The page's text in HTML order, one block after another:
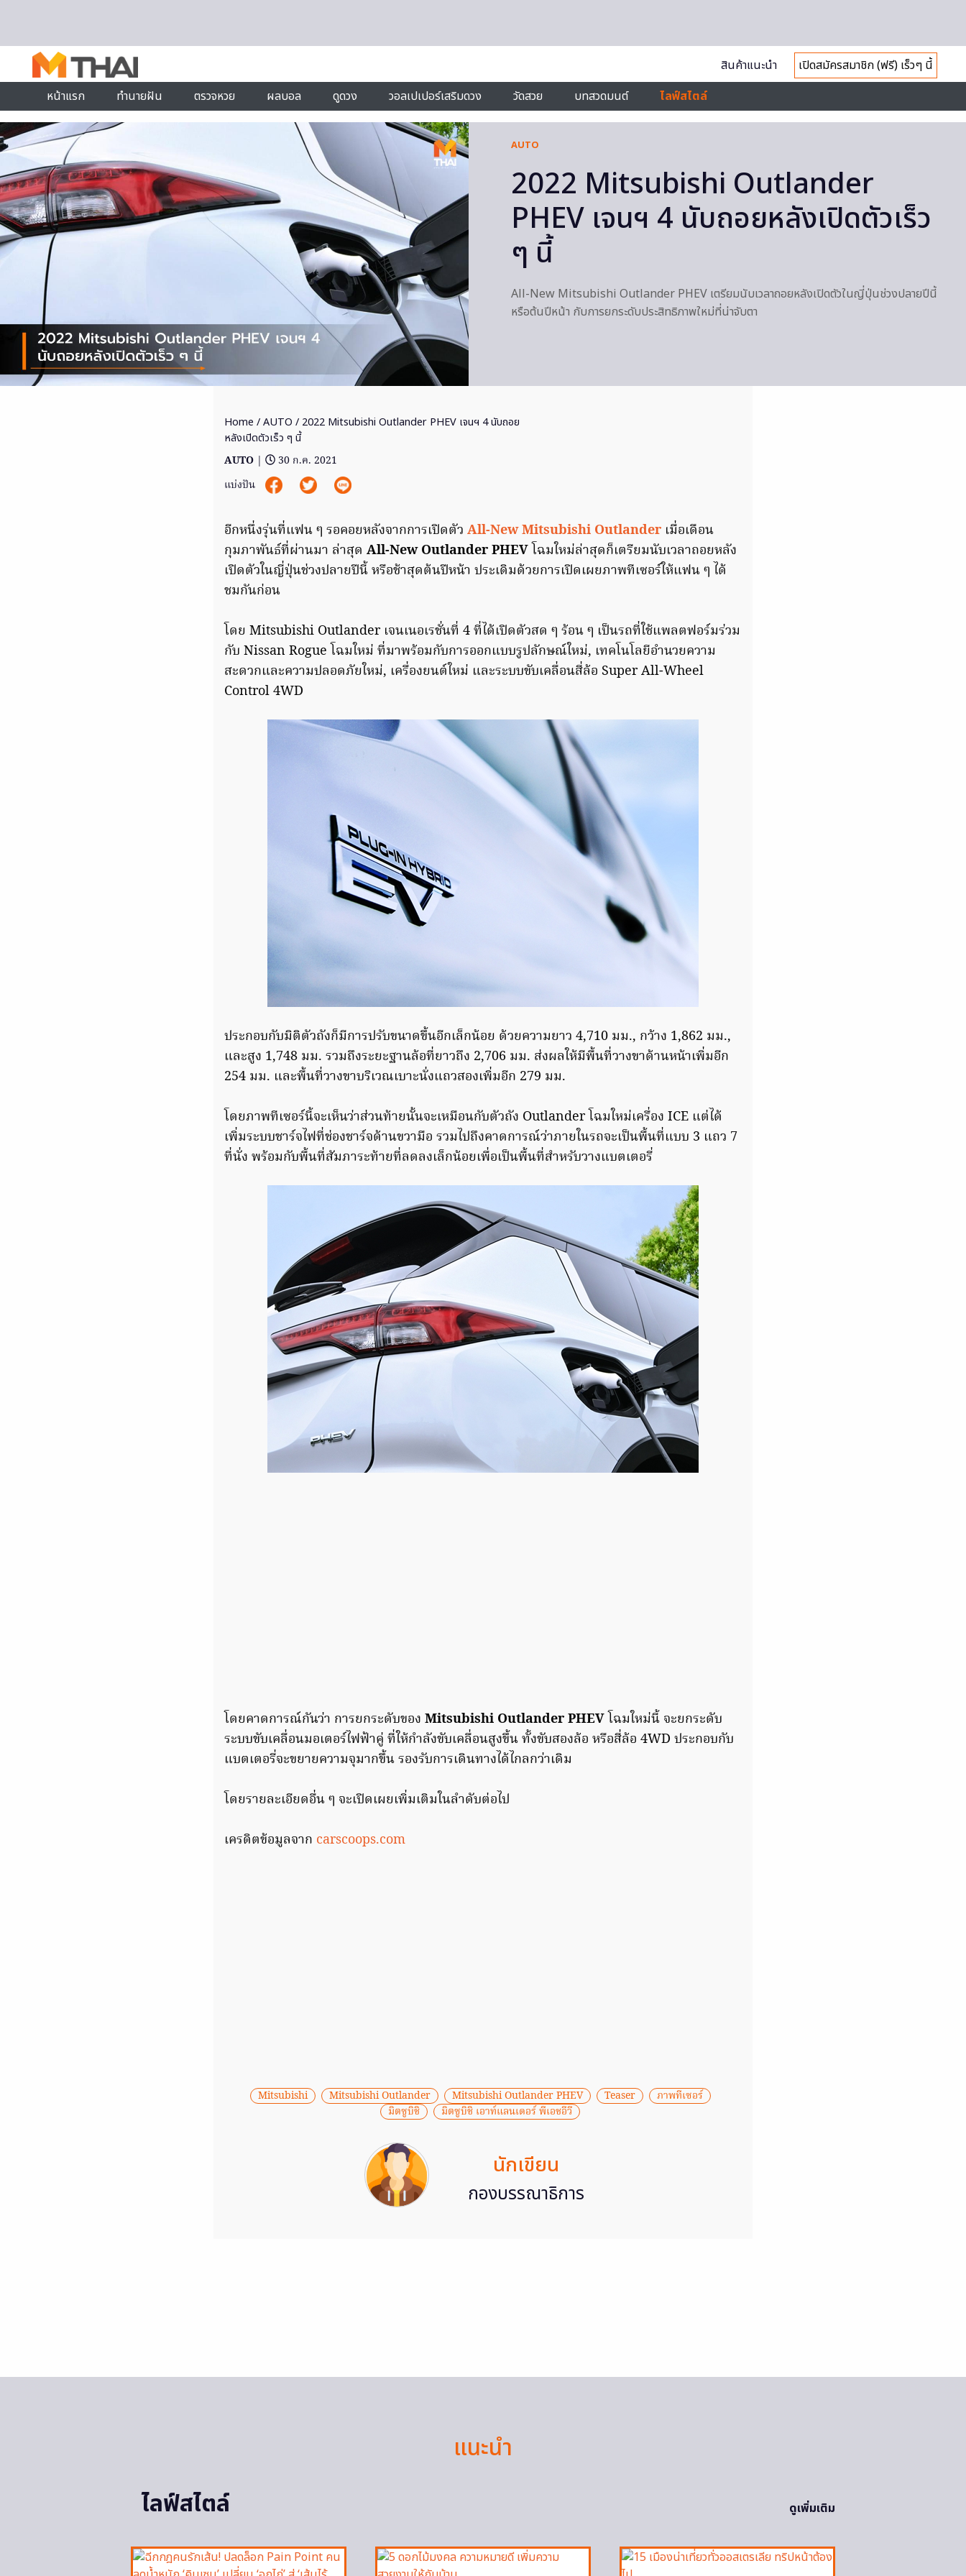
สินค้าแนะนำ
เปิดสมัครสมาชิก (ฟรี) เร็วๆ นี้
หน้าแรก
ทำนายฝัน ตรวจหวย ผลบอล ดูดวง วอลเปเปอร์เสริมดวง วัดสวย บทสวดมนต์ ไลฟ์สไตล์
AUTO
2022 Mitsubishi Outlander
PHEV เจนฯ 4 นับถอยหลังเปิดตัวเร็ว
ๆ นี้
All-New Mitsubishi Outlander PHEV เตรียมนับเวลาถอยหลังเปิดตัวในญี่ปุ่นช่วงปลายปีนี้
หรือต้นปีหน้า กับการยกระดับประสิทธิภาพใหม่ที่น่าจับตา
Home /AUTO / 2022 Mitsubishi Outlander PHEV เจนฯ 4 นับถอย
หลังเปิดตัวเร็ว ๆ นี้
AUTO |
30 ก.ค. 2021
แบ่งปัน
อีกหนึ่งรุ่นที่แฟน ๆ รอคอยหลังจากการเปิดตัว All-New Mitsubishi Outlander เมื่อเดือน
กุมภาพันธ์ที่ผ่านมา ล่าสุด All-New Outlander PHEV โฉมใหม่ล่าสุดก็เตรียมนับเวลาถอยหลัง
เปิดตัวในญี่ปุ่นช่วงปลายปีนี้ หรือช้าสุดต้นปีหน้า ประเดิมด้วยการเปิดเผยภาพทีเซอร์ให้แฟน ๆ ได้
ชมกันก่อน
โดย Mitsubishi Outlander เจนเนอเรชั่นที่ 4 ที่ได้เปิดตัวสด ๆ ร้อน ๆ เป็นรถที่ใช้แพลตฟอร์มร่วม
กับ Nissan Rogue โฉมใหม่ ที่มาพร้อมกับการออกแบบรูปลักษณ์ใหม่, เทคโนโลยีอำนวยความ
สะดวกและความปลอดภัยใหม่, เครื่องยนต์ใหม่ และระบบขับเคลื่อนสี่ล้อ Super All-Wheel
Control 4WD
ประกอบกับมิติตัวถังก็มีการปรับขนาดขึ้นอีกเล็กน้อย ด้วยความยาว 4,710 มม., กว้าง 1,862 มม.,
และสูง 1,748 มม. รวมถึงระยะฐานล้อที่ยาวถึง 2,706 มม. ส่งผลให้มีพื้นที่วางขาด้านหน้าเพิ่มอีก
254 มม. และพื้นที่วางขาบริเวณเบาะนั่งแถวสองเพิ่มอีก 279 มม.
โดยภาพทีเซอร์นี้จะเห็นว่าส่วนท้ายนั้นจะเหมือนกับตัวถัง Outlander โฉมใหม่เครื่อง ICE แต่ได้
เพิ่มระบบชาร์จไฟที่ช่องชาร์จด้านขวามือ รวมไปถึงคาดการณ์ว่าภายในรถจะเป็นพื้นที่แบบ 3 แถว 7
ที่นั่ง พร้อมกับพื้นที่สัมภาระท้ายที่ลดลงเล็กน้อยเพื่อเป็นพื้นที่สำหรับวางแบตเตอรี่
โดยคาดการณ์กันว่า การยกระดับของ Mitsubishi Outlander PHEV โฉมใหม่นี้ จะยกระดับ
ระบบขับเคลื่อนมอเตอร์ไฟฟ้าคู่ ที่ให้กำลังขับเคลื่อนสูงขึ้น ทั้งขับสองล้อ หรือสี่ล้อ 4WD ประกอบกับ
แบตเตอรี่จะขยายความจุมากขึ้น รองรับการเดินทางได้ไกลกว่าเดิม
โดยรายละเอียดอื่น ๆ จะเปิดเผยเพิ่มเติมในลำดับต่อไป
เครดิตข้อมูลจาก carscoops.com
Mitsubishi Mitsubishi Outlander Mitsubishi Outlander PHEV Teaser
ภาพทีเซอร์
มิตซูบิชิ
มิตซูบิชิ เอาท์แลนเดอร์ พีเอชอีวี
นักเขียน
กองบรรณาธิการ
แนะนำ
ไลฟ์สไตล์
ดูเพิ่มเติม